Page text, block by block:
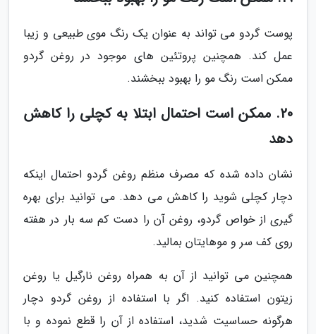
پوست گردو می تواند به عنوان یک رنگ موی طبیعی و زیبا
عمل کند. همچنین پروتئین های موجود در روغن گردو
ممکن است رنگ مو را بهبود ببخشند.
20. ممکن است احتمال ابتلا به کچلی را کاهش
دهد
نشان داده شده که مصرف منظم روغن گردو احتمال اینکه
دچار کچلی شوید را کاهش می دهد. می توانید برای بهره
گیری از خواص گردو، روغن آن را دست کم سه بار در هفته
روی کف سر و موهایتان بمالید.
همچنین می توانید از آن به همراه روغن نارگیل یا روغن
زیتون استفاده کنید. اگر با استفاده از روغن گردو دچار
هرگونه حساسیت شدید، استفاده از آن را قطع نموده و با